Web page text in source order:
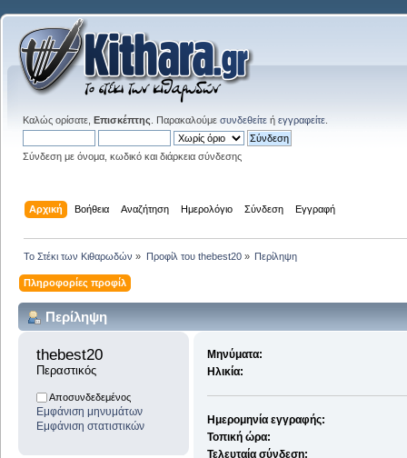
Καλώς ορίσατε, Επισκέπτης . Παρακαλούμε συνδεθείτε ή εγγραφείτε
Σύνδεση με όνομα, κωδικό και διάρκεια σύνδεσης
Αρχική Βοήθεια Αναζήτηση Ημερολόγιο Σύνδεση Εγγραφή
Το Στέκι των Κιθαρωδών » Προφίλ του thebest20» Περίληψη
Πληροφορίες προφίλ
Περίληψη
thebest20
Περαστικός
Αποσυνδεδεμένος
Εμφάνιση μηνυμάτων
Εμφάνιση στατιστικών
Μηνύματα:
Ηλικία:
Ημερομηνία εγγραφής:
Τοπική ώρα:
Τελευταία σύνδεση: